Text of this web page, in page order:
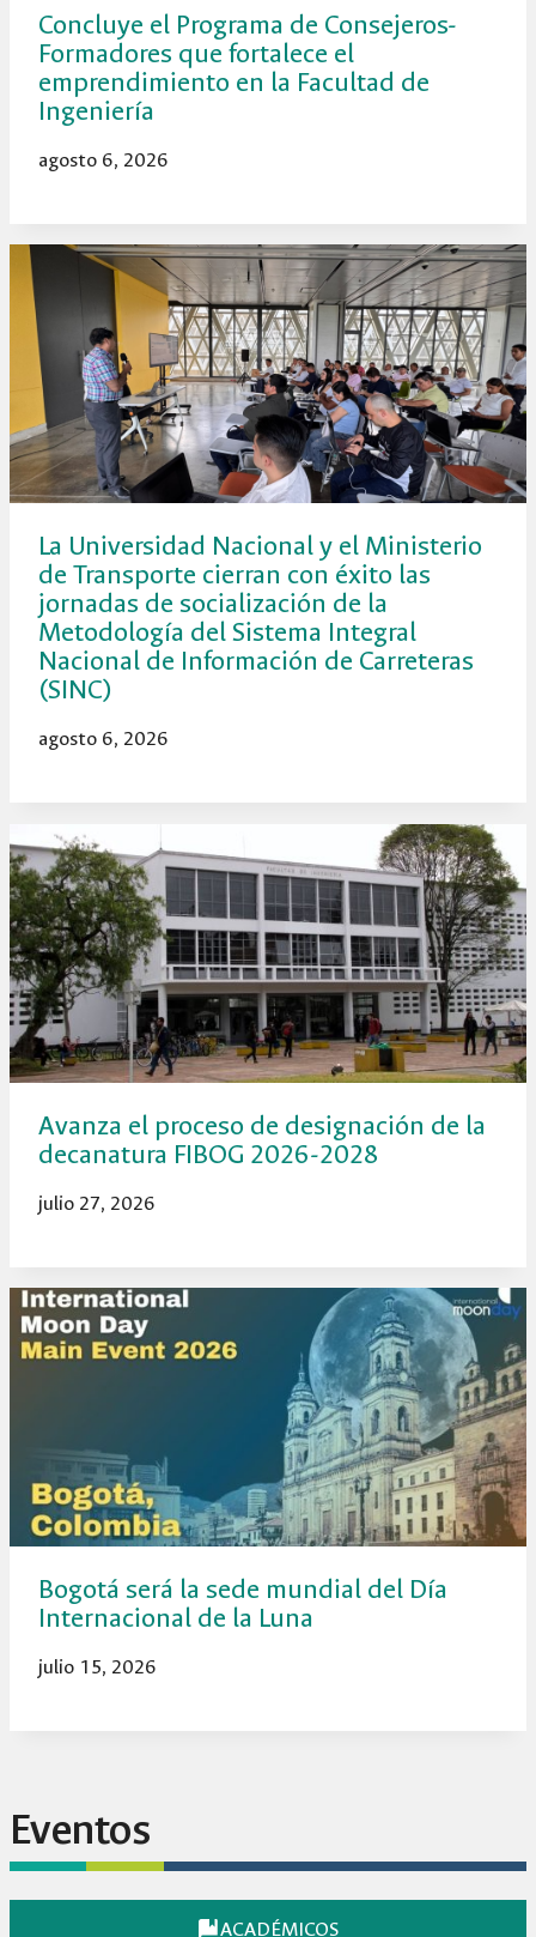
Concluye el Programa de Consejeros-
Formadores que fortalece el
emprendimiento en la Facultad de
Ingeniería
agosto 6, 2026
La Universidad Nacional y el Ministerio
de Transporte cierran con éxito las
jornadas de socialización de la
Metodología del Sistema Integral
Nacional de Información de Carreteras
(SINC)
agosto 6, 2026
Avanza el proceso de designación de la
decanatura FIBOG 2026-2028
julio 27, 2026
Bogotá será la sede mundial del Día
Internacional de la Luna
julio 15, 2026
Eventos
ACADÉMICOS